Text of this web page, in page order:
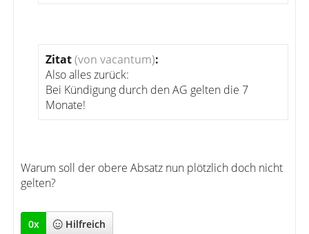
Zitat(von vacantum):
Also alles zurück:
Bei Kündigung durch den AG gelten die 7
Monate!
Warum soll der obere Absatz nun plötzlich doch nicht
gelten?
0x Hilfreich